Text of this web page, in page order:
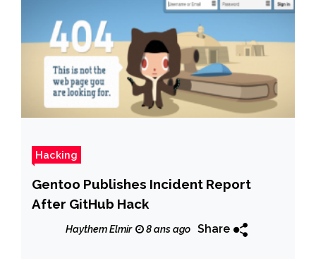
Hacking
Gentoo Publishes Incident Report
After GitHub Hack
Haythem Elmir 8 ans ago Share